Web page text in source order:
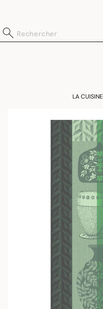
LA CUISINE